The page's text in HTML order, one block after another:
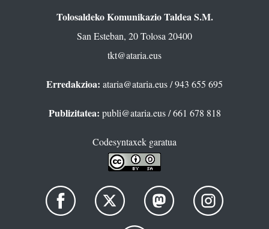
Tolosaldeko Komunikazio Taldea S.M.
San Esteban, 20 Tolosa 20400
tkt@ataria.eus
Erredakzioa: ataria@ataria.eus/ 943 655 695
Publizitatea: publi@ataria.eus/ 661 678 818
Codesyntaxek garatua